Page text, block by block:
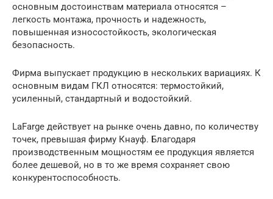
основным достоинствам материала относятся –
легкость монтажа, прочность и надежность,
повышенная износостойкость, экологическая
безопасность.
Фирма выпускает продукцию в нескольких вариациях. К
основным видам ГКЛ относятся: термостойкий,
усиленный, стандартный и водостойкий.
LaFarge действует на рынке очень давно, по количеству
точек, превышая фирму Кнауф. Благодаря
производственным мощностям ее продукция является
более дешевой, но в то же время сохраняет свою
конкурентоспособность.